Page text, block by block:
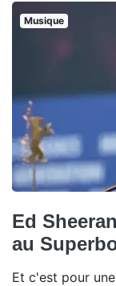
Musique
Ed
au
Et c'est pour